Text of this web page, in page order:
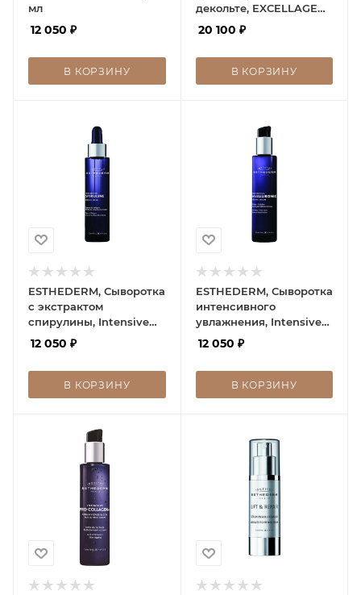
мл
12 050 ₽
В КОРЗИНУ
декольте, EXСELLAGE
NT, 30 мл
20 100 ₽
В КОРЗИНУ
ESTHEDERM, Сыворотка
с экстрактом
спирулины, Intensive
Spiruline, 30 мл
12 050 ₽
В КОРЗИНУ
ESTHEDERM, Сыворотка
интенсивного
увлажнения, Intensive
Hyaluronic, 30 мл
12 050 ₽
В КОРЗИНУ